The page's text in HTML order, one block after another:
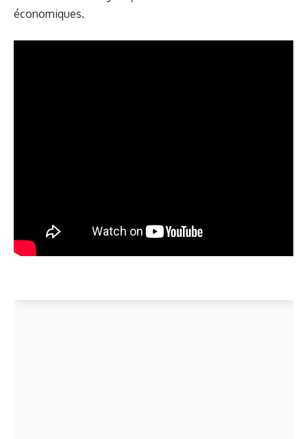
économiques.